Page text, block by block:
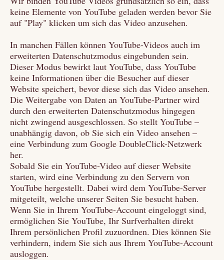
keine Elemente von YouTube geladen werden bevor Sie
auf "Play" klicken um sich das Video anzusehen.
In manchen Fällen können YouTube-Videos auch im
erweiterten Datenschutzmodus eingebunden sein.
Dieser Modus bewirkt laut YouTube, dass YouTube
keine Informationen über die Besucher auf dieser
Website speichert, bevor diese sich das Video ansehen.
Die Weitergabe von Daten an YouTube-Partner wird
durch den erweiterten Datenschutzmodus hingegen
nicht zwingend ausgeschlossen. So stellt YouTube –
unabhängig davon, ob Sie sich ein Video ansehen –
eine Verbindung zum Google DoubleClick-Netzwerk
her.
Sobald Sie ein YouTube-Video auf dieser Website
starten, wird eine Verbindung zu den Servern von
YouTube hergestellt. Dabei wird dem YouTube-Server
mitgeteilt, welche unserer Seiten Sie besucht haben.
Wenn Sie in Ihrem YouTube-Account eingeloggt sind,
ermöglichen Sie YouTube, Ihr Surfverhalten direkt
Ihrem persönlichen Profil zuzuordnen. Dies können Sie
verhindern, indem Sie sich aus Ihrem YouTube-Account
ausloggen.